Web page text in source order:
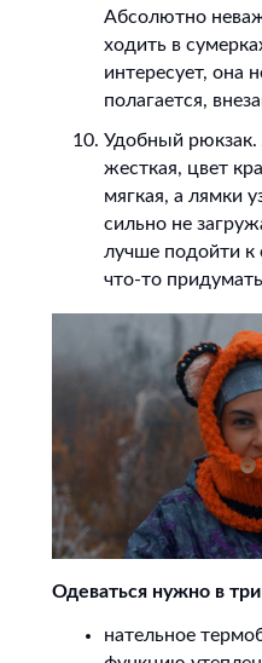
Абсолютно
ходить в
интересует, она
полагается,
Удобный
жесткая, цвет
мягкая, а лямки
сильно не
лучше подойти к
что-то
Одеваться нужно в
нательное